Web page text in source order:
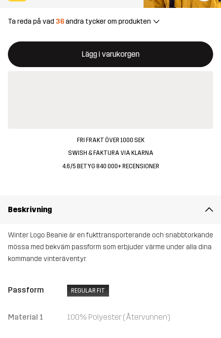
Ta reda på vad 36andra tycker om produkten
Lägg i varukorgen
Denna knapp kommer att öppna en modal som bekräftar en ny
{{size}} inte tillgänglig
FRI FRAKT ÖVER 1000 SEK
SWISH & FAKTURA VIA KLARNA
4.6/5 BETYG 840 000+ RECENSIONER
Beskrivning
Winter Logo Beanie är en fukttransporterande och snabbtorkande
mössa med bekväm passform som erbjuder värme under alla dina
kommande vinteräventyr.
Passform REGULAR FIT
Material 1 100% Polyester (Återvunnen)